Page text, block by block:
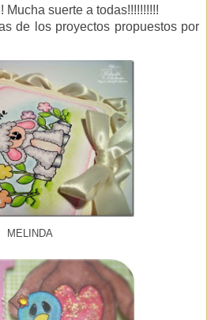
Mucha suerte a todas!!!!!!!!!!
de los proyectos propuestos por
MELINDA